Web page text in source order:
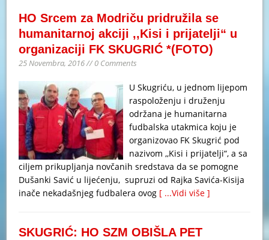
HO Srcem za Modriču pridružila se
humanitarnoj akciji ,,Kisi i prijatelji“ u
organizaciji FK SKUGRIĆ *(FOTO)
25 Novembra, 2016 // 0 Comments
U Skugriću, u jednom lijepom
raspoloženju i druženju
održana je humanitarna
fudbalska utakmica koju je
organizovao FK Skugrić pod
nazivom ,,Kisi i prijatelji“, a sa
ciljem prikupljanja novčanih sredstava da se pomogne
Dušanki Savić u lijećenju, supruzi od Rajka Savića-Kisija
inače nekadašnjeg fudbalera ovog [ ...Vidi više ]
SKUGRIĆ: HO SZM OBIŠLA PET